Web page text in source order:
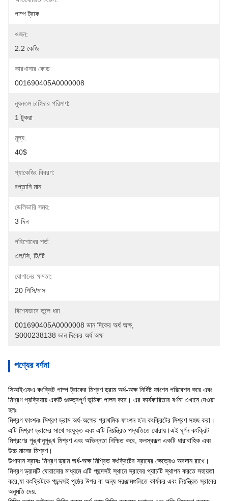
পাম্প ট্রাক
ওজন:
2.2 কেজি
কারখানার কোড:
001690405A0000008
ন্যূনতম চাহিদার পরিমাণ:
1 টুকরা
মূল্য:
40$
প্যাকেজিং বিবরণ:
রপ্তানি মান
ডেলিভারি সময়:
3 দিন
পরিশোধের শর্ত:
এল/সি, টি/টি
যোগানের ক্ষমতা:
20 পিসি/মাস
বিশেষভাবে তুলে ধরা:
001690405A0000008 ডান দিকের অর্ধ অক্ষ,
S000238138 ডান দিকের অর্ধ অক্ষ
পণ্যের বর্ণনা
সিআইএফএ কংক্রিট পাম্প ট্রাকের মিশ্রণ ড্রাম অর্ধ-অক্ষ নির্দিষ্ট ফাংশন পরিবেশন করে এবং
মিশ্রণ প্রক্রিয়ায় একটি গুরুত্বপূর্ণ ভূমিকা পালন করে। এর কার্যকারিতার বর্ণনা এখানে দেওয়া
হলঃ
মিশ্রণ ফাংশনঃ মিশ্রণ ড্রাম অর্ধ-অক্ষের প্রাথমিক ফাংশন হ'ল কংক্রিটের মিশ্রণ সহজ করা।
এটি মিশ্রণ ড্রামের সাথে সংযুক্ত এবং এটি নিয়ন্ত্রিত পদ্ধতিতে ঘোরায়।এই ঘূর্ণন কংক্রিট
মিশ্রণের পুঙ্খানুপুঙ্খ মিশ্রণ এবং অভিন্নতা নিশ্চিত করে, ফলস্বরূপ একটি ধারাবাহিক এবং
উচ্চ মানের মিশ্রণ।
উপাদান স্রাবঃ মিশ্রণ ড্রাম অর্ধ-অক্ষ মিশ্রিত কংক্রিটের স্রাবের ক্ষেত্রেও অবদান রাখে।
মিশ্রণ ড্রামটি ঘোরানোর মাধ্যমে এটি পছন্দসই স্থানে স্রাবের প্যাচটি স্থাপন করতে সহায়তা
করে,যা কংক্রিটকে পছন্দসই পৃষ্ঠের উপর বা অন্য সরঞ্জামগুলিতে কার্যকর এবং নিয়ন্ত্রিত স্রাবের
অনুমতি দেয়.